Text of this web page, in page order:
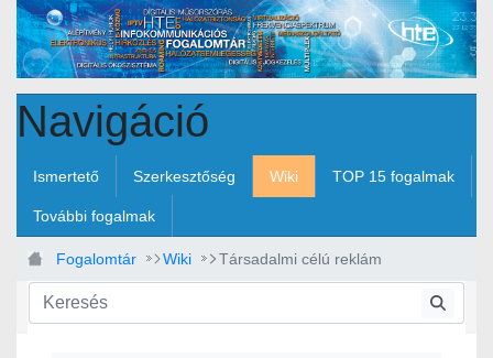
Ugrás a fő tartalomhoz
Navigáció
Ismertető Szerkesztőség Wiki TOP 15 fogalmak
További fogalmak
Fogalomtár Wiki Társadalmi célú reklám